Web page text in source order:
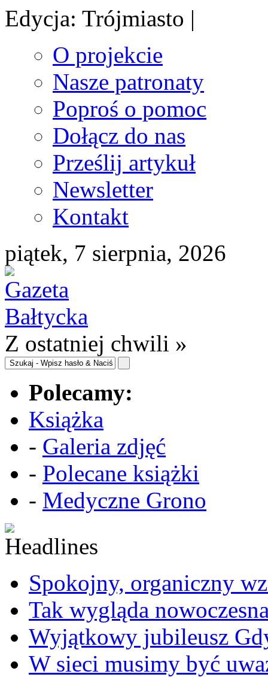
Edycja: Trójmiasto |
O projekcie
Nasze patronaty
Poproś o pomoc
Dołącz do nas
Prześlij artykuł
Newsletter
Kontakt
piątek, 7 sierpnia, 2026
Z ostatniej chwili »
Polecamy:
Książka
- Galeria zdjęć
- Polecane książki
- Medyczne Grono
Spokojny, organiczny
Tak wygląda
Wyjątkowy jubileusz
W sieci musimy być